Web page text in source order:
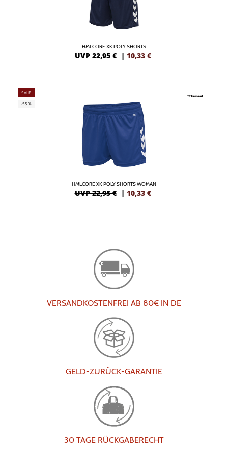
HMLCORE XK POLY SHORTS
UVP 22,95 € | 10,33 €
SALE
-55%
HMLCORE XK POLY SHORTS WOMAN
UVP 22,95 € | 10,33 €
VERSANDKOSTENFREI AB 80€ IN DE
GELD-ZURÜCK-GARANTIE
30 TAGE RÜCKGABERECHT